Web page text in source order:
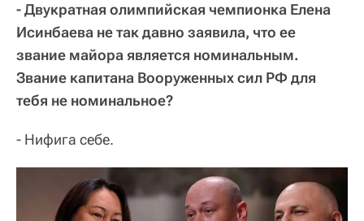
- Двукратная олимпийская чемпионка Елена
Исинбаева не так давно заявила, что ее
звание майора является номинальным.
Звание капитана Вооруженных сил РФ для
тебя не номинальное?
- Нифига себе.